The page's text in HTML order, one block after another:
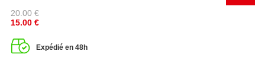
20.00 €
15.00 €
Expédié en 48h